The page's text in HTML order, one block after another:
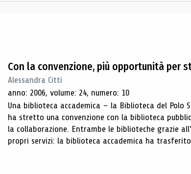
ricerca
Con la convenzione, più opportunità per
Alessandra Citti
anno: 2006, volume: 24, numero: 10
Una biblioteca accademica – la Biblioteca del Polo
ha stretto una convenzione con la biblioteca
la collaborazione. Entrambe le biblioteche grazie
propri servizi: la biblioteca accademica ha